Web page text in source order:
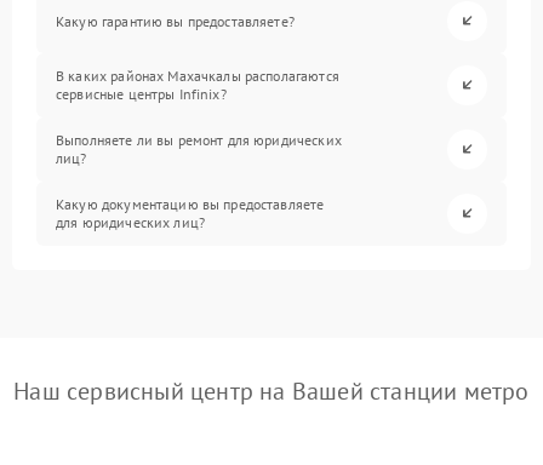
Какую гарантию вы предоставляете?
В каких районах Махачкалы располагаются
сервисные центры Infinix?
Выполняете ли вы ремонт для юридических
лиц?
Какую документацию вы предоставляете
для юридических лиц?
Наш сервисный центр на Вашей станции метро